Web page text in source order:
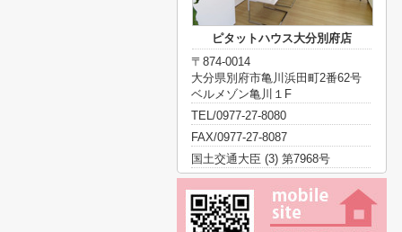
ピタットハウス大分別府店
〒874-0014
大分県別府市亀川浜田町2番62号
ベルメゾン亀川１F
TEL/0977-27-8080
FAX/0977-27-8087
国土交通大臣 (3) 第7968号